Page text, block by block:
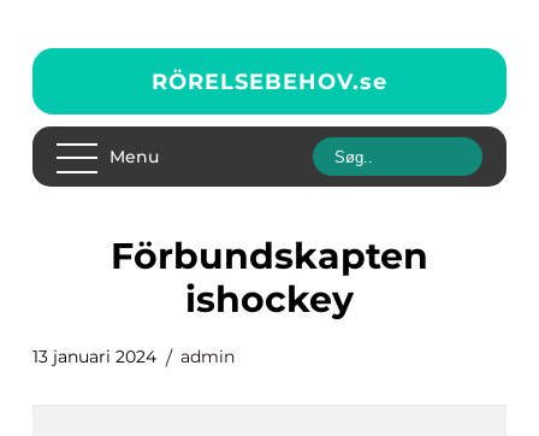
RÖRELSEBEHOV.se
Menu
förbundskapten
ishockey
13 januari 2024 admin